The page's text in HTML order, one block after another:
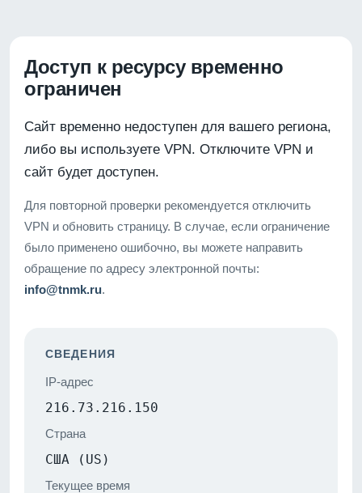
Доступ к ресурсу временно
ограничен
Сайт временно недоступен для вашего региона,
либо вы используете VPN. Отключите VPN и
сайт будет доступен.
Для повторной проверки рекомендуется отключить
VPN и обновить страницу. В случае, если ограничение
было применено ошибочно, вы можете направить
обращение по адресу электронной почты:
info@tnmk.ru.
СВЕДЕНИЯ
IP-адрес
216.73.216.150
Страна
США (US)
Текущее время